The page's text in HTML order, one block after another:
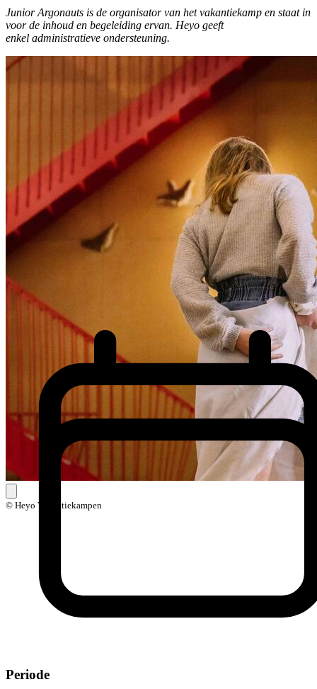
Junior Argonauts is de organisator van het vakantiekamp en staat in
voor de inhoud en begeleiding ervan. Heyo geeft
enkel administratieve ondersteuning.
© Heyo Vakantiekampen
Periode